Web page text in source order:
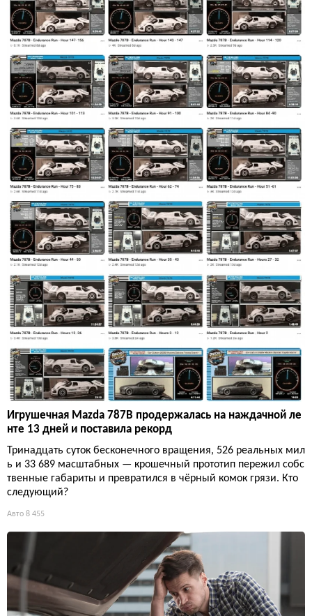
Игрушечная Mazda 787B продержалась на наждачной ле
нте 13 дней и поставила рекорд
Тринадцать суток бесконечного вращения, 526 реальных мил
ь и 33 689 масштабных — крошечный прототип пережил собс
твенные габариты и превратился в чёрный комок грязи. Кто
следующий?
Авто 8 455